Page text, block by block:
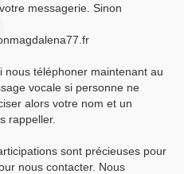
messagerie. Sinon
nous téléphoner maintenant au
vocale si personne ne
alors votre nom et un
rappeller.
sont précieuses pour
nous contacter. Nous